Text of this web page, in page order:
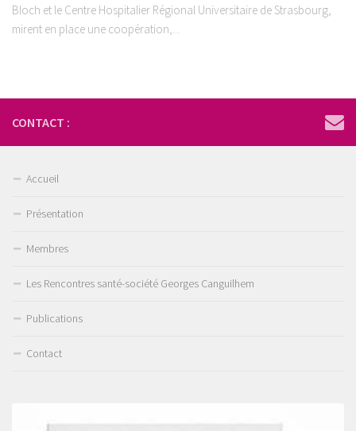
Bloch et le Centre Hospitalier Régional Universitaire de Strasbourg,
mirent en place une coopération,...
CONTACT :
Accueil
Présentation
Membres
Les Rencontres santé-société Georges Canguilhem
Publications
Contact